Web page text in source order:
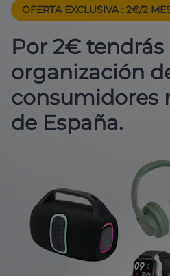
OFERTA EXCLUSIVA : 2€/2
Por 2€ tendrás
organización
consumidores
de España.